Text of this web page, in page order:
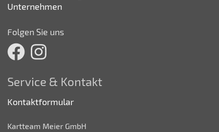
Unternehmen
Folgen Sie uns
Service & Kontakt
Kontaktformular
Kartteam Meier GmbH